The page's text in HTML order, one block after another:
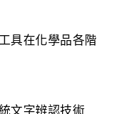
具在化學品各階
文字辨認技術